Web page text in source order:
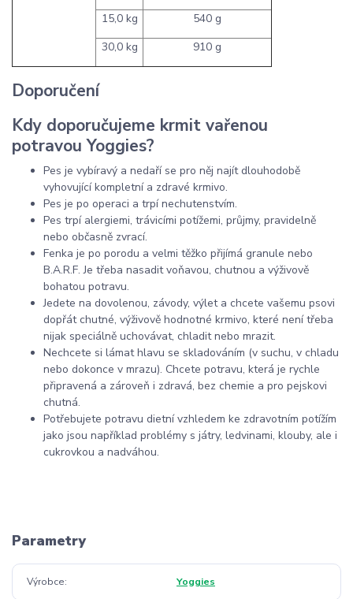
15,0 kg
540 g
30,0 kg
910 g
Doporučení
Kdy doporučujeme krmit vařenou
potravou Yoggies?
Pes je vybíravý a nedaří se pro něj najít dlouhodobě
vyhovující kompletní a zdravé krmivo.
Pes je po operaci a trpí nechutenstvím.
Pes trpí alergiemi, trávicími potížemi, průjmy, pravidelně
nebo občasně zvrací.
Fenka je po porodu a velmi těžko přijímá granule nebo
B.A.R.F. Je třeba nasadit voňavou, chutnou a výživově
bohatou potravu.
Jedete na dovolenou, závody, výlet a chcete vašemu psovi
dopřát chutné, výživově hodnotné krmivo, které není třeba
nijak speciálně uchovávat, chladit nebo mrazit.
Nechcete si lámat hlavu se skladováním (v suchu, v chladu
nebo dokonce v mrazu). Chcete potravu, která je rychle
připravená a zároveň i zdravá, bez chemie a pro pejskovi
chutná.
Potřebujete potravu dietní vzhledem ke zdravotním potížím
jako jsou například problémy s játry, ledvinami, klouby, ale i
cukrovkou a nadváhou.
Parametry
Výrobce Yoggies